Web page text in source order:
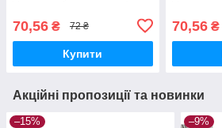
70,56 ₴ 72 ₴
Купити
70,56₴
Акційні пропозиції та новинки
–15% –9%